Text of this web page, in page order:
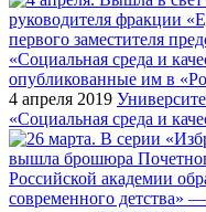
4 апреля 2019
«Социальная среда и